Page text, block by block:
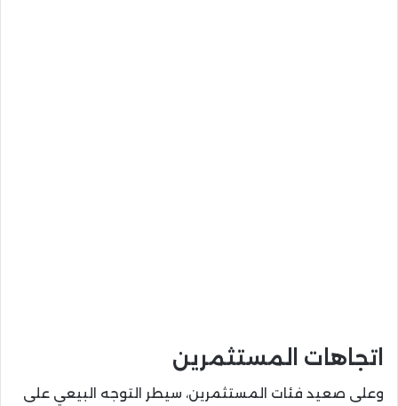
اتجاهات المستثمرين
وعلى صعيد فئات المستثمرين، سيطر التوجه البيعي على